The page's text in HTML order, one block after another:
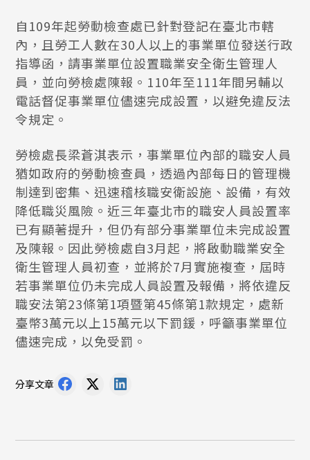
自109年起勞動檢查處已針對登記在臺北市轄
內，且勞工人數在30人以上的事業單位發送行政
指導函，請事業單位設置職業安全衛生管理人
員，並向勞檢處陳報。110年至111年間另輔以
電話督促事業單位儘速完成設置，以避免違反法
令規定。
勞檢處長梁蒼淇表示，事業單位內部的職安人員
猶如政府的勞動檢查員，透過內部每日的管理機
制達到密集、迅速稽核職安衛設施、設備，有效
降低職災風險。近三年臺北市的職安人員設置率
已有顯著提升，但仍有部分事業單位未完成設置
及陳報。因此勞檢處自3月起，將啟動職業安全
衛生管理人員初查，並將於7月實施複查，屆時
若事業單位仍未完成人員設置及報備，將依違反
職安法第23條第1項暨第45條第1款規定，處新
臺幣3萬元以上15萬元以下罰鍰，呼籲事業單位
儘速完成，以免受罰。
分享文章